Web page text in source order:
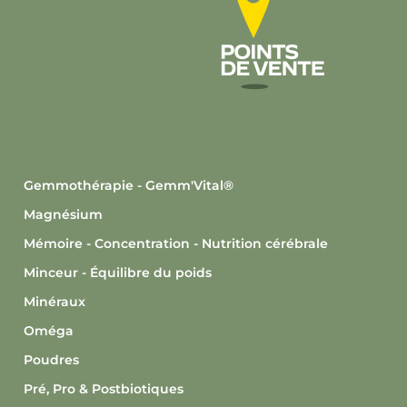
Gemmothérapie - Gemm'Vital®
Magnésium
Mémoire - Concentration - Nutrition cérébrale
Minceur - Équilibre du poids
Minéraux
Oméga
Poudres
Pré, Pro & Postbiotiques